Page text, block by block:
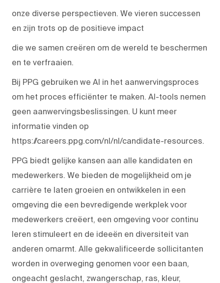
onze diverse perspectieven. We vieren successen
en zijn trots op de positieve impact
die we samen creëren om de wereld te beschermen
en te verfraaien.
Bij PPG gebruiken we AI in het aanwervingsproces
om het proces efficiënter te maken. AI-tools nemen
geen aanwervingsbeslissingen. U kunt meer
informatie vinden op
https://careers.ppg.com/nl/nl/candidate-resources.
PPG biedt gelijke kansen aan alle kandidaten en
medewerkers. We bieden de mogelijkheid om je
carrière te laten groeien en ontwikkelen in een
omgeving die een bevredigende werkplek voor
medewerkers creëert, een omgeving voor continu
leren stimuleert en de ideeën en diversiteit van
anderen omarmt. Alle gekwalificeerde sollicitanten
worden in overweging genomen voor een baan,
ongeacht geslacht, zwangerschap, ras, kleur,